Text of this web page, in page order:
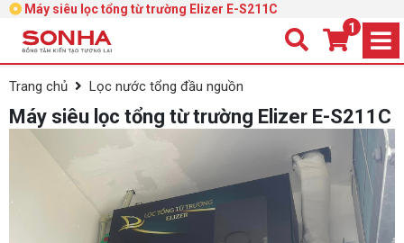
Máy siêu lọc tổng từ trường Elizer E-S211C
1
Trang chủ Lọc nước tổng đầu nguồn
Máy siêu lọc tổng từ trường Elizer E-S211C